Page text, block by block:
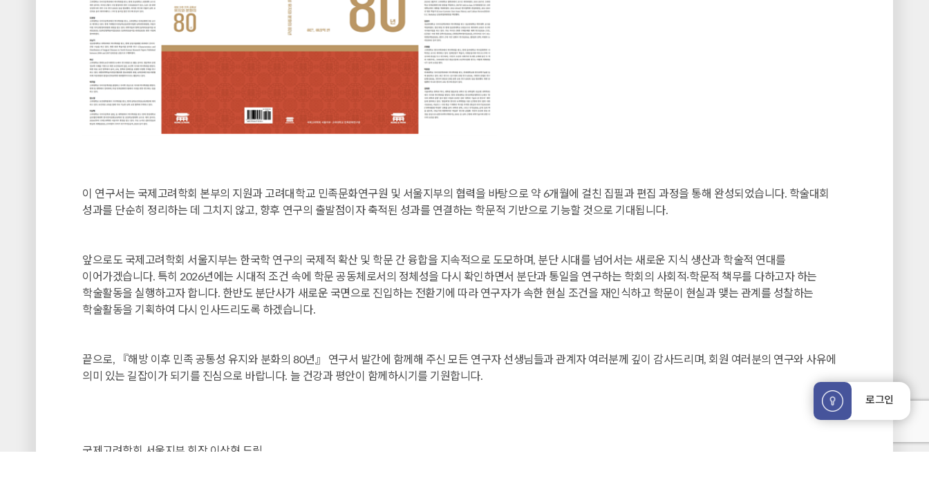
이 연구서는 국제고려학회 본부의 지원과 고려대학교 민족문화연구원 및 서울지부의 협력을 바탕으로 약 6개월에 걸친 집필과 편집 과정을 통해 완성되었습니다. 학술대회
성과를 단순히 정리하는 데 그치지 않고, 향후 연구의 출발점이자 축적된 성과를 연결하는 학문적 기반으로 기능할 것으로 기대됩니다.
앞으로도 국제고려학회 서울지부는 한국학 연구의 국제적 확산 및 학문 간 융합을 지속적으로 도모하며, 분단 시대를 넘어서는 새로운 지식 생산과 학술적 연대를
이어가겠습니다. 특히 2026년에는 시대적 조건 속에 학문 공동체로서의 정체성을 다시 확인하면서 분단과 통일을 연구하는 학회의 사회적‧학문적 책무를 다하고자 하는
학술활동을 실행하고자 합니다. 한반도 분단사가 새로운 국면으로 진입하는 전환기에 따라 연구자가 속한 현실 조건을 재인식하고 학문이 현실과 맺는 관계를 성찰하는
학술활동을 기획하여 다시 인사드리도록 하겠습니다.
끝으로, 『해방 이후 민족 공통성 유지와 분화의 80년』 연구서 발간에 함께해 주신 모든 연구자 선생님들과 관계자 여러분께 깊이 감사드리며, 회원 여러분의 연구와 사유에
의미 있는 길잡이가 되기를 진심으로 바랍니다. 늘 건강과 평안이 함께하시기를 기원합니다.
국제고려학회 서울지부 회장 이상혁 드림
로그인